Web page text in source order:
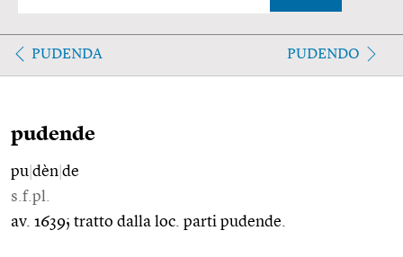
PUDENDA PUDENDO
pudende
pu dèn de
s.f.pl.
av. 1639; tratto dalla loc. parti pudende.